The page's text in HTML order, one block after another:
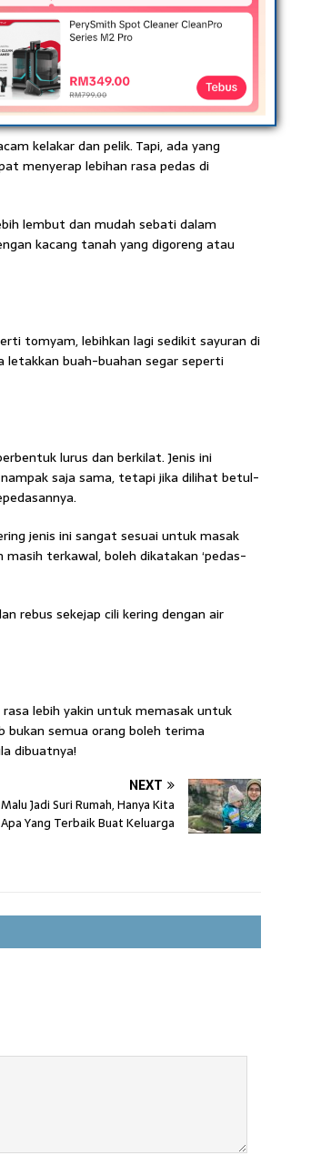
tomato bersama cili dan tumis macam
Kalau dah tak ada sangat, boleh juga
masam akan mengimbangi rasa
kelakar dan pelik. Tapi, ada yang
menyerap lebihan rasa pedas di
lembut dan mudah sebati dalam
kacang tanah yang digoreng atau
tomyam, lebihkan lagi sedikit sayuran di
letakkan buah-buahan segar seperti
lurus dan berkilat. Jenis ini
saja sama, tetapi jika dilihat betul-
jenis ini sangat sesuai untuk masak
terkawal, boleh dikatakan ‘pedas-
rebus sekejap cili kering dengan air
lebih yakin untuk memasak untuk
bukan semua orang boleh terima
dibuatnya!
NEXT
Jadi Suri Rumah, Hanya Kita
Yang Terbaik Buat Keluarga